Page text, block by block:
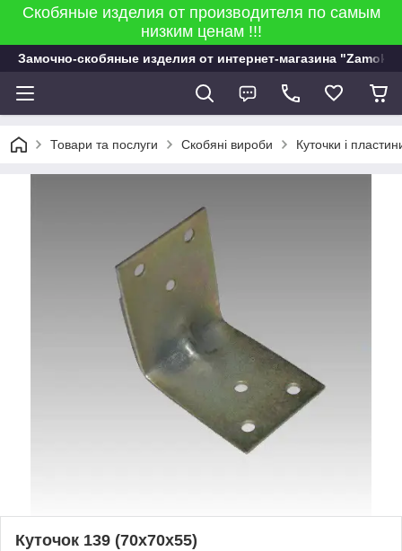
Скобяные изделия от производителя по самым
низким ценам !!!
Замочно-скобяные изделия от интернет-магазина "Zamok
Товари та послуги Скобяні вироби Куточки і
Куточок 139 (70х70х55)